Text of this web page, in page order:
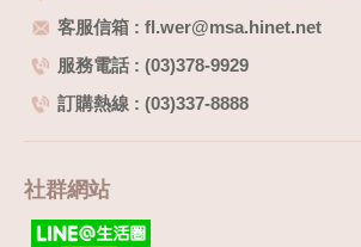
客服信箱 : fl.wer@msa.hinet.net
服務電話 : (03)378-9929
訂購熱線 : (03)337-8888
社群網站